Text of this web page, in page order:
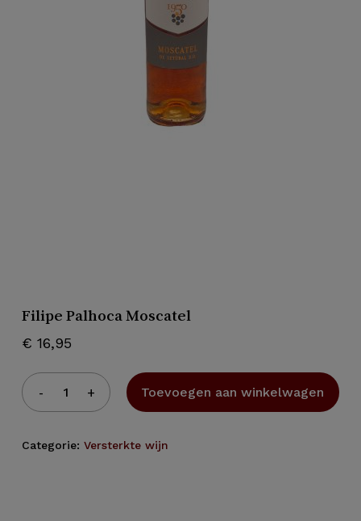
Filipe Palhoca Moscatel
€ 16,95
Toevoegen aan winkelwagen
Categorie: Versterkte wijn